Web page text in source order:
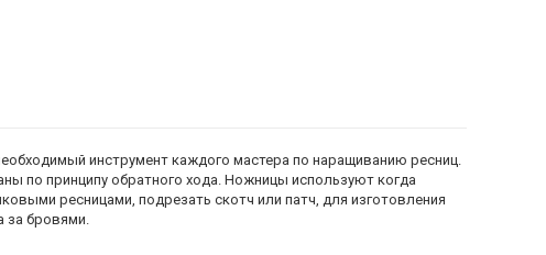
инструмент каждого мастера по наращиванию ресниц.
по принципу обратного хода. Ножницы используют когда
ресницами, подрезать скотч или патч, для изготовления
за бровями.